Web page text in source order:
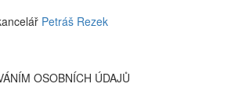
Petráš Rezek
OSOBNÍCH ÚDAJŮ